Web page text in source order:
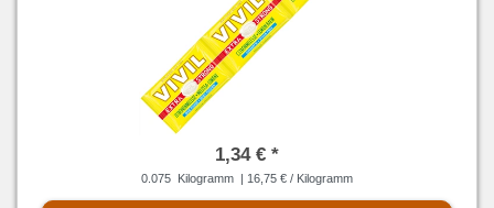
1,34 € *
0.075 Kilogramm | 16,75 € / Kilogramm